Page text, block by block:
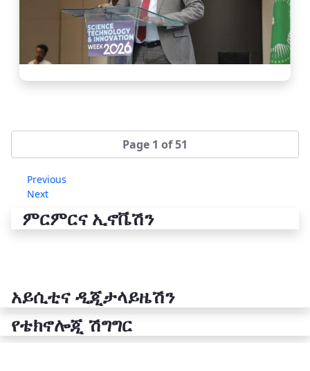
Page 1 of 51
Previous
Next
ምርምርና ኢኖቬሽን
አይሲቲና ዲጂታላይዜሽን
የቴክኖሎጂ ሽግግር